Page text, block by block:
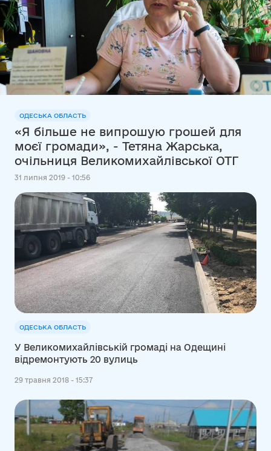
ОДЕСЬКА ОБЛАСТЬ
«Я більше не випрошую грошей для
моєї громади», - Тетяна Жарська,
очільниця Великомихайлівської ОТГ
31 липня 2019 - 10:56
ОДЕСЬКА ОБЛАСТЬ
У Великомихайлівській громаді на Одещині
відремонтують 20 вулиць
29 травня 2018 - 15:37